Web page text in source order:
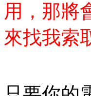
用，那將
來找我索